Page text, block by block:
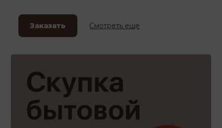
Заказать Смотреть еще